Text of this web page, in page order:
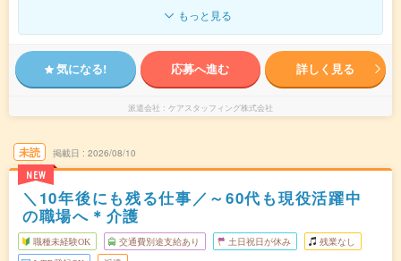
もっと見る
気になる! 応募へ進む 詳しく見る
派遣会社 ケアスタッフィング株式会社
未読
NEW
掲載日 2026/08/10
＼10年後にも残る仕事／～60代も現役活躍中
の職場へ＊介護
職種未経験OK 交通費別途支給あり 土日祝日が休み 残業なし